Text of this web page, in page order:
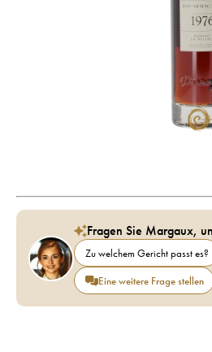
Fragen Sie Margaux,
Zu welchem Gericht passt es?
Eine weitere Frage stellen